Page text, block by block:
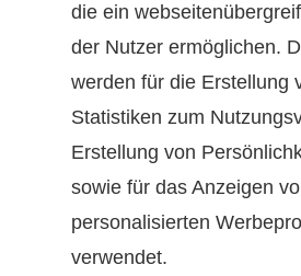
die ein
der Nutzer ermöglichen.
werden für die Erstellung
Statistiken zum
Erstellung von
sowie für das Anzeigen
personalisierten
verwendet.